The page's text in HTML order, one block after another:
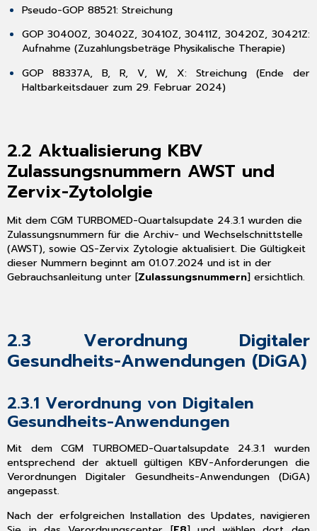
4.1
Informationen
rund
die
Telematikinfrastruktur
4.1.1
für
ablaufende
Zertifikate
in
Komponenten
der
Telematikinfrastruktur
(TI)
KIM
(Kommunikation
im
Hinweis
zur
der
Telematikinfrastruktur
4.2
Ifap
praxisCENTER®
Update
Pseudo-GOP 88521: Streichung
GOP 30400Z, 30402Z, 30410Z, 30411Z, 30420Z, 30421Z:
Aufnahme (Zuzahlungsbeträge Physikalische Therapie)
GOP 88337A, B, R, V, W, X: Streichung (Ende der
Haltbarkeitsdauer zum 29. Februar 2024)
2.2 Aktualisierung KBV
Zulassungsnummern AWST und
Zervix-Zytololgie
Mit dem CGM TURBOMED-Quartalsupdate 24.3.1 wurden die
Zulassungsnummern für die Archiv- und Wechselschnittstelle
(AWST), sowie QS-Zervix Zytologie aktualisiert. Die Gültigkeit
dieser Nummern beginnt am 01.07.2024 und ist in der
Gebrauchsanleitung unter [Zulassungsnummern] ersichtlich.
2.3 Verordnung Digitaler
Gesundheits-Anwendungen (DiGA)
2.3.1 Verordnung von Digitalen
Gesundheits-Anwendungen
Mit dem CGM TURBOMED-Quartalsupdate 24.3.1 wurden
entsprechend der aktuell gültigen KBV-Anforderungen die
Verordnungen Digitaler Gesundheits-Anwendungen (DiGA)
angepasst.
Nach der erfolgreichen Installation des Updates, navigieren